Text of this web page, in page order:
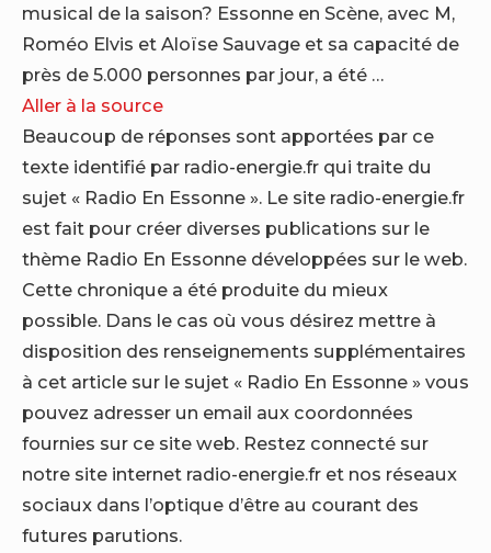
musical de la saison? Essonne en Scène, avec M,
Roméo Elvis et Aloïse Sauvage et sa capacité de
près de 5.000 personnes par jour, a été …
Aller à la source
Beaucoup de réponses sont apportées par ce
texte identifié par radio-energie.fr qui traite du
sujet « Radio En Essonne ». Le site radio-energie.fr
est fait pour créer diverses publications sur le
thème Radio En Essonne développées sur le web.
Cette chronique a été produite du mieux
possible. Dans le cas où vous désirez mettre à
disposition des renseignements supplémentaires
à cet article sur le sujet « Radio En Essonne » vous
pouvez adresser un email aux coordonnées
fournies sur ce site web. Restez connecté sur
notre site internet radio-energie.fr et nos réseaux
sociaux dans l’optique d’être au courant des
futures parutions.